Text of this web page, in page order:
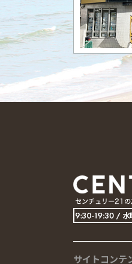
サイトコンテ